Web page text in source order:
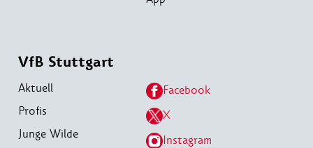
VfB Stuttgart
Aktuell
Profis
Junge Wilde
Facebook
X
Instagram